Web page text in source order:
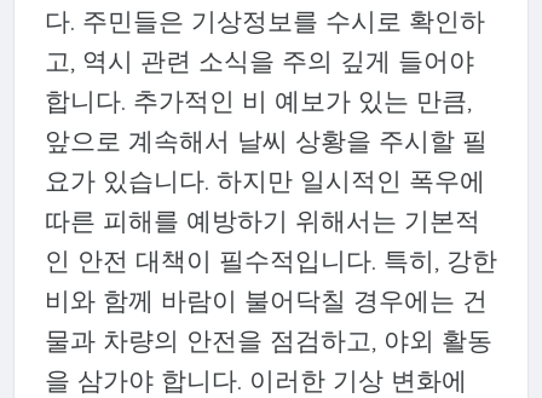
다. 주민들은 기상정보를 수시로 확인하
고, 역시 관련 소식을 주의 깊게 들어야
합니다. 추가적인 비 예보가 있는 만큼,
앞으로 계속해서 날씨 상황을 주시할 필
요가 있습니다. 하지만 일시적인 폭우에
따른 피해를 예방하기 위해서는 기본적
인 안전 대책이 필수적입니다. 특히, 강한
비와 함께 바람이 불어닥칠 경우에는 건
물과 차량의 안전을 점검하고, 야외 활동
을 삼가야 합니다. 이러한 기상 변화에